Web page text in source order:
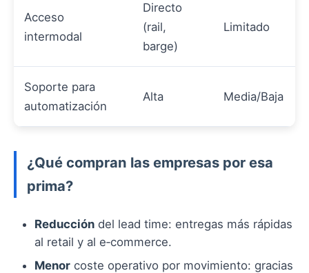
Acceso
intermodal
Directo
(rail,
barge)
Limitado
Soporte para
automatización
Alta Media/Baja
¿Qué compran las empresas por esa
prima?
Reducción del lead time: entregas más rápidas
al retail y al e‑commerce.
Menor coste operativo por movimiento: gracias